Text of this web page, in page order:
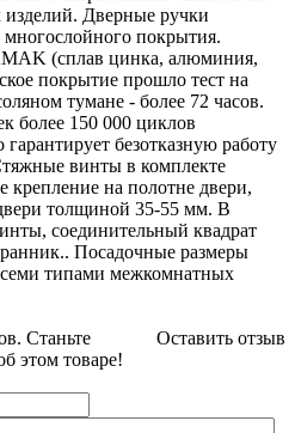
изделий. Дверные ручки
покрытия.
(сплав цинка, алюминия,
покрытие прошло тест на
тумане - более 72 часов.
более 150 000 циклов
безотказную работу
винты в комплекте
крепление на полотне двери,
толщиной 35-55 мм. В
соединительный квадрат
Посадочные размеры
типами межкомнатных
Оставить отзыв
Станьте
этом товаре!